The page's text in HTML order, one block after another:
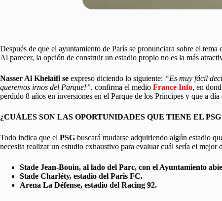
Después de que el ayuntamiento de París se pronunciara sobre el
Al parecer, la opción de construir un estadio propio no es la más
Nasser Al Khelaifi se expreso diciendo lo siguiente: “Es muy fácil
queremos irnos del Parque!”. confirma el medio France Info, en
perdido 8 años en inversiones en el Parque de los Príncipes y que a
¿CUÁLES SON LAS OPORTUNIDADES QUE TIENE EL
Todo indica que el PSG buscará mudarse adquiriendo algún estadio
necesita realizar un estudio exhaustivo para evaluar cuál sería el mejor
Stade Jean-Bouin, al lado del Parc, con el Ayuntamiento
Stade Charléty, estadio del Paris FC.
Arena La Défense, estadio del Racing 92.